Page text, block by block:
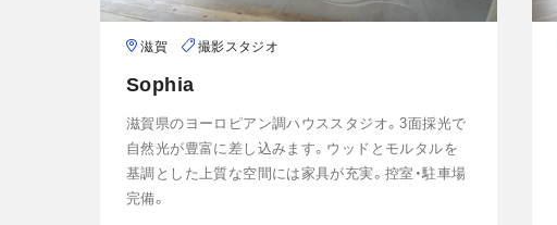
滋賀 撮影スタジオ
Sophia
滋賀県のヨーロピアン調ハウススタジオ。3面採光で
自然光が豊富に差し込みます。ウッドとモルタルを
基調とした上質な空間には家具が充実。控室・駐車場
完備。